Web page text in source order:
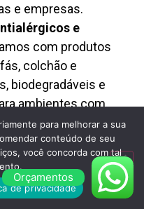
e empresas.
e
com produtos
colchão e
biodegradáveis e
ambientes com
alérgicas.
e Excelente
Clean oferece
preço justo,
transparentes,
Orçamentos
para melhorar a sua
conteúdo de seu
você concorda com tal
de privacidade